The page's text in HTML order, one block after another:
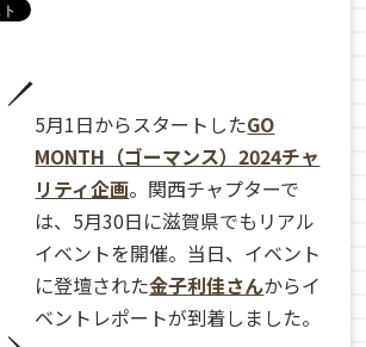
5月1日からスタートしたGO
MONTH（ゴーマンス）2024チャ
リティ企画。関西チャプターで
は、 5月30日に滋賀県でもリアル
イベントを開催。当日、イベント
に登壇された金子利佳さんからイ
ベントレポートが到着しました。